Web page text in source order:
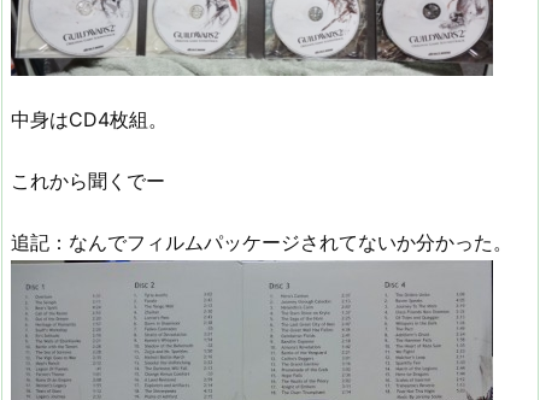
中身はCD4枚組。
これから聞くでー
追記：なんでフィルムパッケージされてないか分かった。